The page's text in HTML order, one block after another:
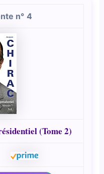
4
(Tome 2)